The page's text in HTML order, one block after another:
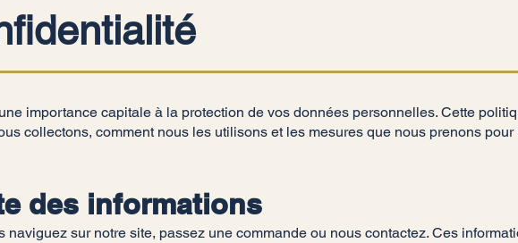
importance capitale à la protection de vos données personnelles. Cette
collectons, comment nous les utilisons et les mesures que nous prenons pour
des informations
sur notre site, passez une commande ou nous contactez. Ces